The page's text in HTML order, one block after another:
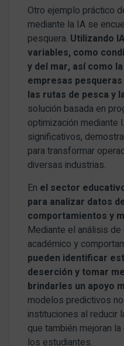
Otro ejemplo práctico
mediante la IA se
pesquera. Utilizando
variables, como
y del mar, así como
empresas
las rutas de pesca y
solución basada en
optimización mediante
significativos,
para transformar
diversas industrias.
En el sector
para analizar datos
comportamientos y
Mediante el análisis
académico y
pueden identificar
deserción y tomar
brindarles un apoyo
modelos predictivos
instituciones al reducir
que también mejoran
los estudiantes.